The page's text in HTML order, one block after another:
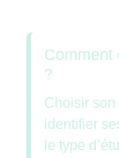
Comment
?
Choisir son
identifier
le type